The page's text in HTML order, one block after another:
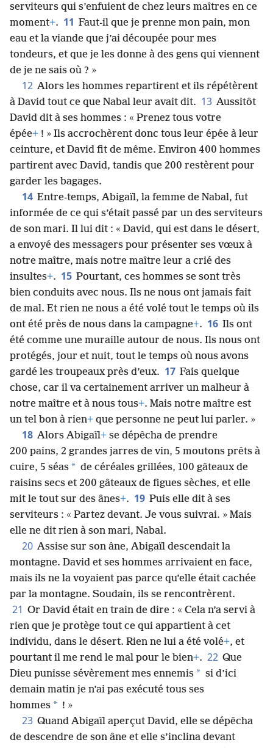
serviteurs qui s’enfuient de chez leurs maîtres en ce
moment+. 11 Faut-il que je prenne mon pain, mon
eau et la viande que j’ai découpée pour mes
tondeurs, et que je les donne à des gens qui viennent
de je ne sais où ? »
12 Alors les hommes repartirent et ils répétèrent
à David tout ce que Nabal leur avait dit. 13 Aussitôt
David dit à ses hommes : « Prenez tous votre
épée+ ! » Ils accrochèrent donc tous leur épée à leur
ceinture, et David fit de même. Environ 400 hommes
partirent avec David, tandis que 200 restèrent pour
garder les bagages.
14 Entre-temps, Abigaïl, la femme de Nabal, fut
informée de ce qui s’était passé par un des serviteurs
de son mari. Il lui dit : « David, qui est dans le désert,
a envoyé des messagers pour présenter ses vœux à
notre maître, mais notre maître leur a crié des
insultes+. 15 Pourtant, ces hommes se sont très
bien conduits avec nous. Ils ne nous ont jamais fait
de mal. Et rien ne nous a été volé tout le temps où ils
ont été près de nous dans la campagne+. 16 Ils ont
été comme une muraille autour de nous. Ils nous ont
protégés, jour et nuit, tout le temps où nous avons
gardé les troupeaux près d’eux. 17 Fais quelque
chose, car il va certainement arriver un malheur à
notre maître et à nous tous+. Mais notre maître est
un tel bon à rien+ que personne ne peut lui parler. »
18 Alors Abigaïl+ se dépêcha de prendre
200 pains, 2 grandes jarres de vin, 5 moutons prêts à
cuire, 5 séas * de céréales grillées, 100 gâteaux de
raisins secs et 200 gâteaux de figues sèches, et elle
mit le tout sur des ânes+. 19 Puis elle dit à ses
serviteurs : « Partez devant. Je vous suivrai. » Mais
elle ne dit rien à son mari, Nabal.
20 Assise sur son âne, Abigaïl descendait la
montagne. David et ses hommes arrivaient en face,
mais ils ne la voyaient pas parce qu’elle était cachée
par la montagne. Soudain, ils se rencontrèrent.
21 Or David était en train de dire : « Cela n’a servi à
rien que je protège tout ce qui appartient à cet
individu, dans le désert. Rien ne lui a été volé+, et
pourtant il me rend le mal pour le bien+. 22 Que
Dieu punisse sévèrement mes ennemis * si d’ici
demain matin je n’ai pas exécuté tous ses
hommes * ! »
23 Quand Abigaïl aperçut David, elle se dépêcha
de descendre de son âne et elle s’inclina devant